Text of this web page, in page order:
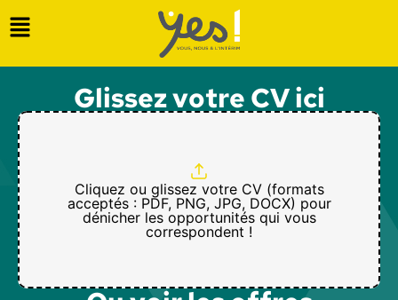
Glissez votre CV ici
Cliquez ou glissez votre CV (formats
acceptés : PDF, PNG, JPG, DOCX) pour
dénicher les opportunités qui vous
correspondent !